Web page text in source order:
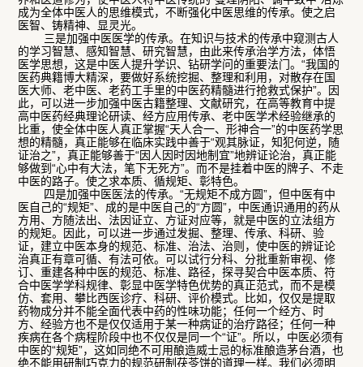
成为全体中医人的思维模式，不断强化中医思维的传承。使之启
医智、铸精神、显灵光。
三是加强中医医学的传承。在知识与技术的传承中窥测古人
的学习智慧、感知智慧、研究智慧，由此来传承治学方法，体悟
医学思想，这是中医人提升学识、钻研学问的重要法门。“我国的
医药典籍博大精深，要做好系统挖掘、整理和利用，对散存在国
医大师、老中医、老药工手里的中医药精髓进行抢救式保护”。因
此，可以进一步加强中医古籍整理、文献研究，在高等教育中提
高中医药经典理论研读、经方应用传承、老中医学术经验继承的
比重，使全体中医人真正掌握“天人合一、形神合一”的中医药学思
想的精髓，真正能够在临床实践中善于“观其脉证，知犯何逆，随
证治之”，真正能够善于“因人因时因地制宜”地辨证论治，真正能
够做到“心中有大法，笔下无死方”。而不是挂着中医的牌子、不走
中医的路子。使之求本质、循规矩、彰特色。
四是加强中医医法的传承。“无规矩不成方圆”，但中医有中
医自己的“规矩”、成的是中医自己的“方圆”，中医通识通用的药从
方用、方随法出、法因证立、方证对应等，就是中医的立法组方
的规矩。因此，可以进一步通过发掘、整理、传承、科研、验
证，建立中医本身的规范、标准、治法、治则，使中医的辨证论
治真正有章可循、有法可依。可以试行分科、分批重新审视、修
订、重建各种中医的规范、标准、路径，探寻契合中医本质、符
合中医学学科规律、彰显中医学特色优势的真正范式，而不是模
仿、套用、攀比西医诊疗、科研、评价模式。比如，仅仅是提取
药物成分并不能全面代表中药的性味功能；任何一个经方、时
方、经验方也不是仅仅适用于某一种病证的治疗路径；任何一种
疾病在各个病程阶段中也不仅仅是同一个“证”。所以，中医必须有
中医的“规矩”，这如同绝不可用酿造威士忌的标准酿造茅台酒，也
绝不能用研制巧克力的规范研制茯苓饼的道理一样。我们必须明